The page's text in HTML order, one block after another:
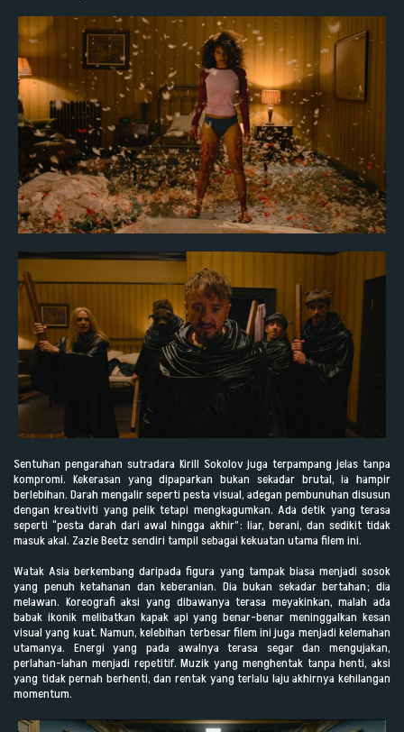
Sentuhan pengarahan sutradara Kirill Sokolov juga terpampang jelas tanpa
kompromi. Kekerasan yang dipaparkan bukan sekadar brutal, ia hampir
berlebihan. Darah mengalir seperti pesta visual, adegan pembunuhan disusun
dengan kreativiti yang pelik tetapi mengkagumkan. Ada detik yang terasa
seperti “pesta darah dari awal hingga akhir”: liar, berani, dan sedikit tidak
masuk akal. Zazie Beetz sendiri tampil sebagai kekuatan utama filem ini.
Watak Asia berkembang daripada figura yang tampak biasa menjadi sosok
yang penuh ketahanan dan keberanian. Dia bukan sekadar bertahan; dia
melawan. Koreografi aksi yang dibawanya terasa meyakinkan, malah ada
babak ikonik melibatkan kapak api yang benar-benar meninggalkan kesan
visual yang kuat. Namun, kelebihan terbesar filem ini juga menjadi kelemahan
utamanya. Energi yang pada awalnya terasa segar dan mengujakan,
perlahan-lahan menjadi repetitif. Muzik yang menghentak tanpa henti, aksi
yang tidak pernah berhenti, dan rentak yang terlalu laju akhirnya kehilangan
momentum.